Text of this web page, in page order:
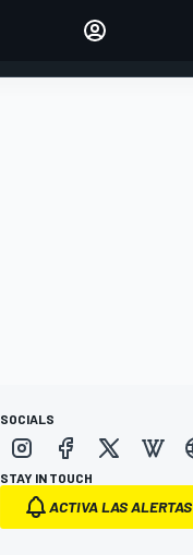
SOCIALS
STAY IN TOUCH
ACTIVA LAS ALERTAS